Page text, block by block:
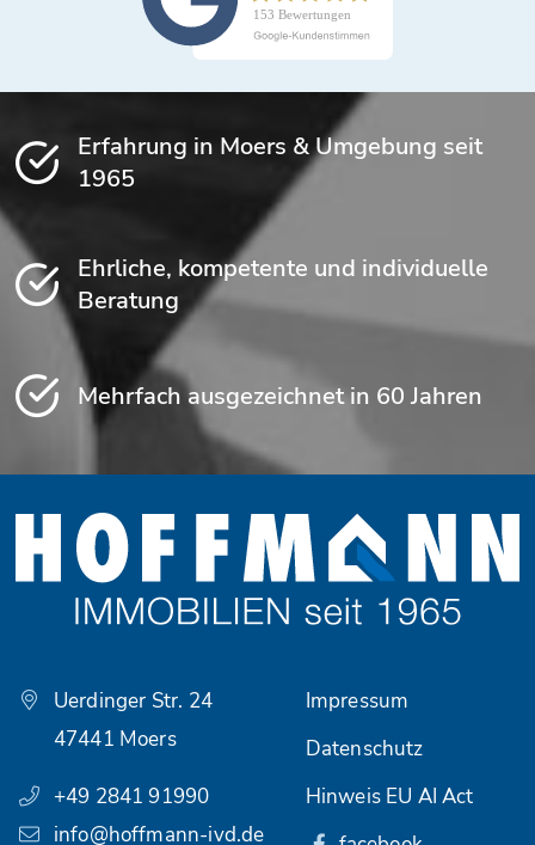
Erfahrung in Moers & Umgebung seit
1965
Ehrliche, kompetente und individuelle
Beratung
Mehrfach ausgezeichnet in 60 Jahren
Uerdinger Str. 24
47441 Moers
+49 2841 91990
info@hoffmann-ivd.de
Impressum
Datenschutz
Hinweis EU AI Act